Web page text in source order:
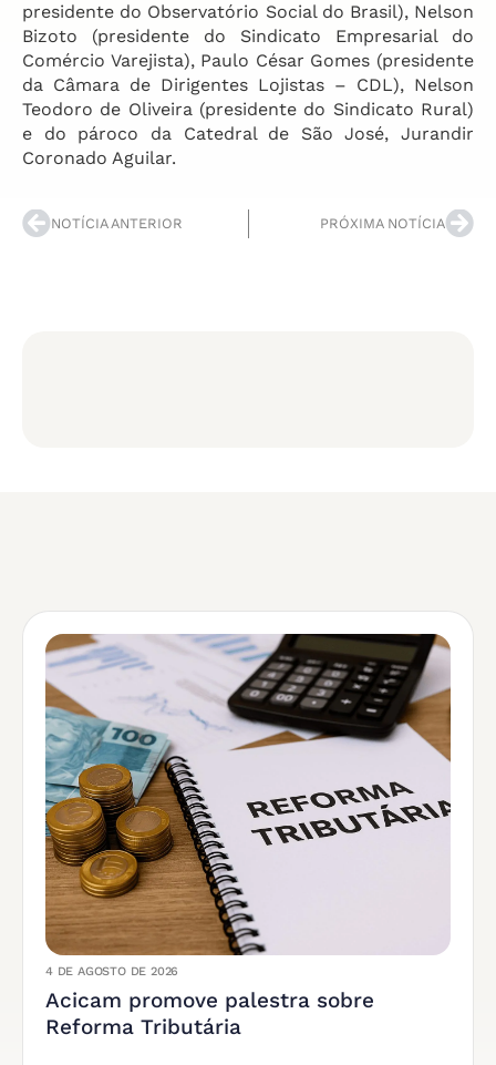
presidente do Observatório Social do Brasil), Nelson
Bizoto (presidente do Sindicato Empresarial do
Comércio Varejista), Paulo César Gomes (presidente
da Câmara de Dirigentes Lojistas – CDL), Nelson
Teodoro de Oliveira (presidente do Sindicato Rural)
e do pároco da Catedral de São José, Jurandir
Coronado Aguilar.
NOTÍCIA ANTERIOR PRÓXIMA NOTÍCIA
4 DE AGOSTO DE 2026
Acicam promove palestra sobre
Reforma Tributária